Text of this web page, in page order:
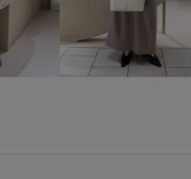
感 重宝アイテム 長財布